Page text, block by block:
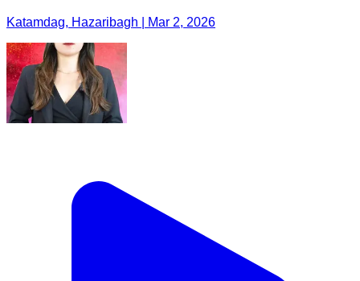
Katamdag, Hazaribagh | Mar 2, 2026